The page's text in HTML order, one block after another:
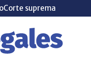
Corte suprema